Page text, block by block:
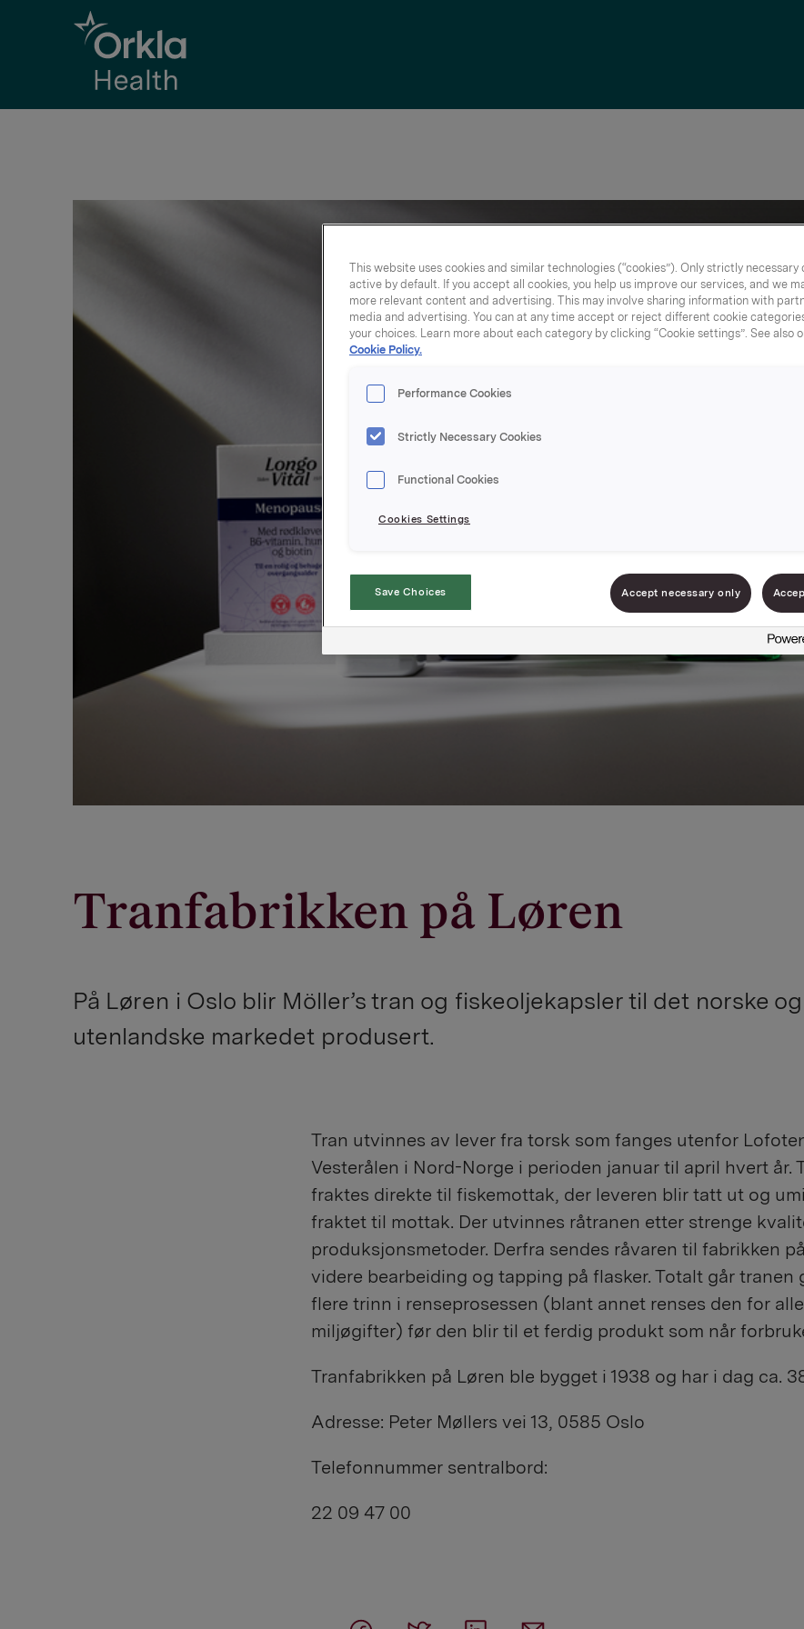
Go to frontpage
Tranfabrikken på Løren
På Løren i Oslo blir Möller’s tran og fiskeoljekapsler til det norske og
utenlandske markedet produsert.
Tran utvinnes av lever fra torsk som fanges utenfor
Vesterålen i Nord-Norge i perioden januar til april hvert år.
fraktes direkte til fiskemottak, der leveren blir tatt ut og
fraktet til mottak. Der utvinnes råtranen etter strenge
produksjonsmetoder. Derfra sendes råvaren til fabrikken
videre bearbeiding og tapping på flasker. Totalt går tranen
flere trinn i renseprosessen (blant annet renses den for
miljøgifter) før den blir til et ferdig produkt som når
Tranfabrikken på Løren ble bygget i 1938 og har i dag ca.
Adresse: Peter Møllers vei 13, 0585 Oslo
Telefonnummer sentralbord:
22 09 47 00
This website uses cookies and similar technologies (“cookies”). Only strictly necessary
active by default. If you accept all cookies, you help us improve our services, and we
more relevant content and advertising. This may involve sharing information with
media and advertising. You can at any time accept or reject different cookie
your choices. Learn more about each category by clicking “Cookie settings”. See also
Cookie Policy.
Performance Cookies
Strictly Necessary Cookies
Functional Cookies
Cookies Settings
Save Choices Accept necessary only